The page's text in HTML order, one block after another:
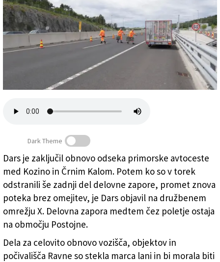
Potem ko so v torek odstranili še zadnji del delovne
zapore, promet znova poteka brez omejitev (X DARS)
Dark Theme
Dars je zaključil obnovo odseka primorske avtoceste
med Kozino in Črnim Kalom. Potem ko so v torek
odstranili še zadnji del delovne zapore, promet znova
poteka brez omejitev, je Dars objavil na družbenem
omrežju X. Delovna zapora medtem čez poletje ostaja
na območju Postojne.
Dela za celovito obnovo vozišča, objektov in
počivališča Ravne so stekla marca lani in bi morala biti